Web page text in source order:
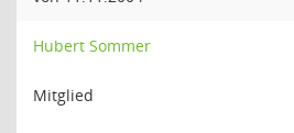
Hubert Sommer
Mitglied